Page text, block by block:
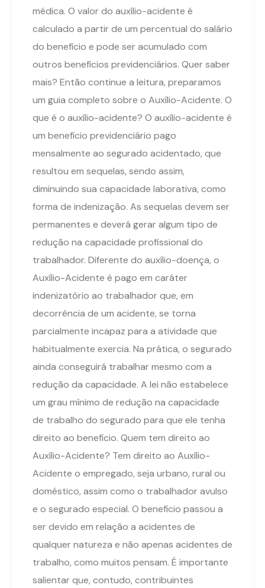
médica. O valor do auxílio-acidente é
calculado a partir de um percentual do salário
do benefício e pode ser acumulado com
outros benefícios previdenciários. Quer saber
mais? Então continue a leitura, preparamos
um guia completo sobre o Auxílio-Acidente. O
que é o auxílio-acidente? O auxílio-acidente é
um benefício previdenciário pago
mensalmente ao segurado acidentado, que
resultou em sequelas, sendo assim,
diminuindo sua capacidade laborativa, como
forma de indenização. As sequelas devem ser
permanentes e deverá gerar algum tipo de
redução na capacidade profissional do
trabalhador. Diferente do auxílio-doença, o
Auxílio-Acidente é pago em caráter
indenizatório ao trabalhador que, em
decorrência de um acidente, se torna
parcialmente incapaz para a atividade que
habitualmente exercia. Na prática, o segurado
ainda conseguirá trabalhar mesmo com a
redução da capacidade. A lei não estabelece
um grau mínimo de redução na capacidade
de trabalho do segurado para que ele tenha
direito ao benefício. Quem tem direito ao
Auxílio-Acidente? Tem direito ao Auxílio-
Acidente o empregado, seja urbano, rural ou
doméstico, assim como o trabalhador avulso
e o segurado especial. O benefício passou a
ser devido em relação a acidentes de
qualquer natureza e não apenas acidentes de
trabalho, como muitos pensam. É importante
salientar que, contudo, contribuintes